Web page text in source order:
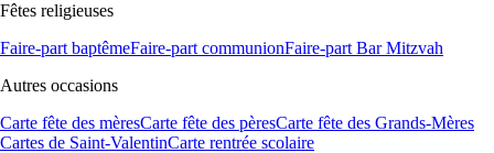
Fêtes religieuses
Faire-part baptêmeFaire-part communionFaire-part Bar Mitzvah
Autres occasions
Carte fête des mèresCarte fête des pèresCarte fête des Grands-Mères
Cartes de Saint-ValentinCarte rentrée scolaire